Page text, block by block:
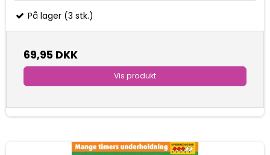
På lager (3 stk.)
69,95 DKK
Vis produkt